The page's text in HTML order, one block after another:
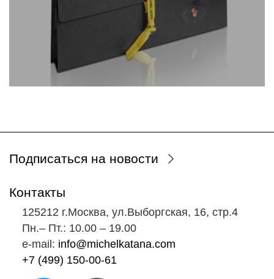
Подписаться на новости
Контакты
125212 г.Москва, ул.Выборгская, 16, стр.4
Пн.‒ Пт.: 10.00 ‒ 19.00
e-mail: info@michelkatana.com
+7 (499) 150-00-61